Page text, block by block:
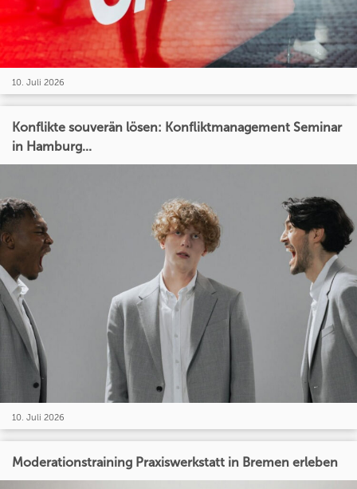
10. Juli 2026
Konflikte souverän lösen: Konfliktmanagement Seminar
in Hamburg...
10. Juli 2026
Moderationstraining Praxiswerkstatt in Bremen erleben